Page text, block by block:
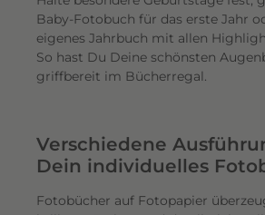
Baby-Fotobuch für das erste Jahr
eigenes Jahrbuch mit allen
So hast Du Deine schönsten
griffbereit im Bücherregal.
Verschiedene
Dein individuelles
Fotobücher auf Fotopapier